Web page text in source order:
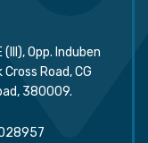
Opp. Induben
Road, CG
380009.